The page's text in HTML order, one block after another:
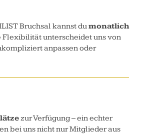
Bruchsal kannst dumonatlich
Flexibilität unterscheidet uns von
anpassen oder
zur Verfügung – ein echter
bei uns nicht nur Mitglieder aus